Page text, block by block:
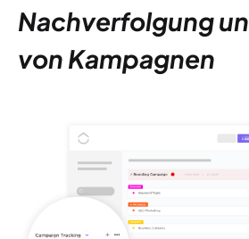
Nachverfolgung
von Kampagnen